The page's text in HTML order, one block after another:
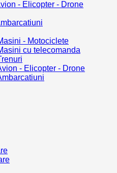
- Elicopter - Drone
- Motociclete
cu telecomanda
- Elicopter - Drone